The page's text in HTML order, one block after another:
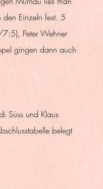
Einzeln fest. 5
Peter Wehner
gingen dann auch
Süss und Klaus
belegt